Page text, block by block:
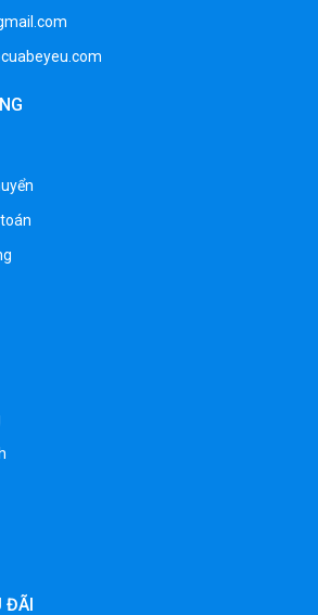
máy điện trẻ em vecpa XW02
₫
₫
₫
điện trẻ em 7017
₫
₫
ĐÃI